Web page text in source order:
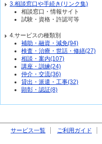
3.相談窓口や手続き(リンク集)
相談窓口・情報サイト
試験・資格・許認可等
4.サービスの種類別
補助・融資・減免(94)
検査・治療・世話・修繕(27)
相談・案内(107)
講座・訓練(24)
仲介・交流(36)
貸出・派遣・工事(32)
顕彰・認証(8)
サービス一覧 ご利用ガイド